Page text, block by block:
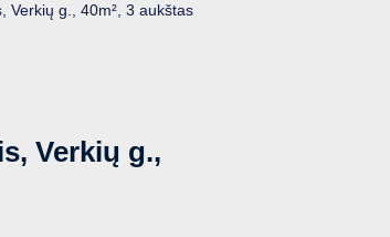
Verkių g., 40m², 3 aukštas
Verkių g.,